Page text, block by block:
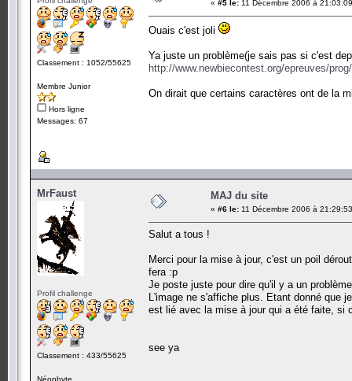
Classement : 1052/55625
Membre Junior
Hors ligne
Messages: 67
« #5 le: 11 Décembre 2006 à
Ouais c'est joli
Ya juste un problème(je sais pas si c'est
http://www.newbiecontest.org/epreuves/
On dirait que certains caractères ont de la
MrFaust
Profil challenge
Classement : 433/55625
Néophyte
MAJ du site
« #6 le: 11 Décembre 2006 à
Salut a tous !
Merci pour la mise à jour, c'est un poil
fera :p
Je poste juste pour dire qu'il y a un
L'image ne s'affiche plus. Etant donné
est lié avec la mise à jour qui a été faite, si
see ya